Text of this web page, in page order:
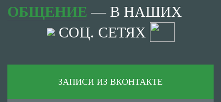
ОБЩЕНИЕ — В НАШИХ
СОЦ. СЕТЯХ
ЗАПИСИ ИЗ ВКОНТАКТЕ